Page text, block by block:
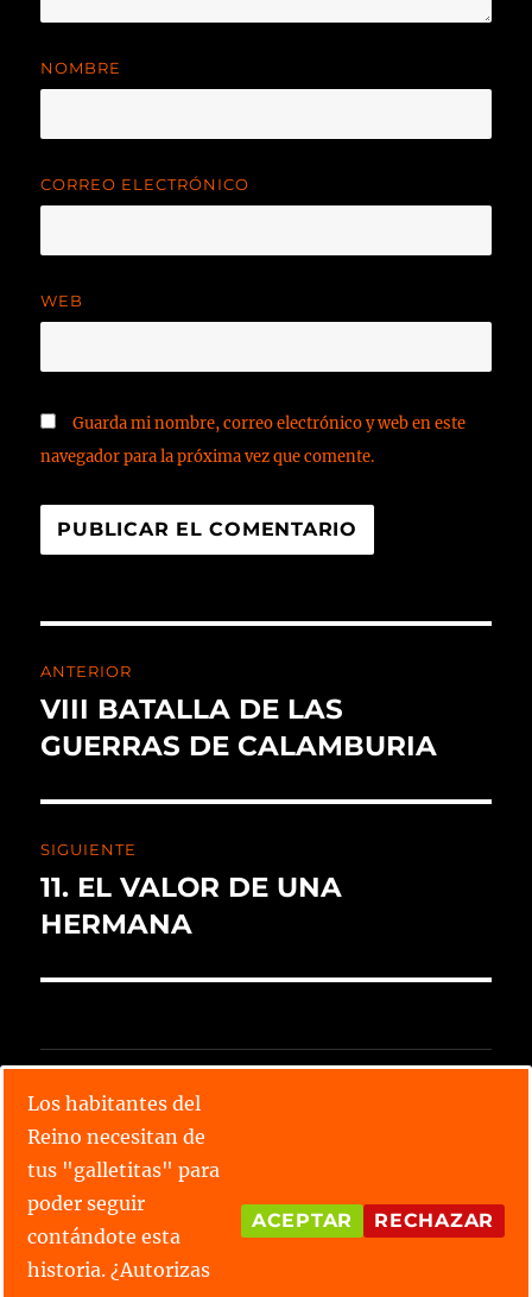
NOMBRE
CORREO ELECTRÓNICO
WEB
Guarda mi nombre, correo electrónico y web en este
navegador para la próxima vez que comente.
ANTERIOR
VIII BATALLA DE LAS
GUERRAS DE CALAMBURIA
SIGUIENTE
11. EL VALOR DE UNA
HERMANA
Lee todos los relatos
Conoce las parejas
Los habitantes del
Reino necesitan de
tus "galletitas" para
poder seguir
contándote esta
historia. ¿Autorizas
ACEPTAR RECHAZAR